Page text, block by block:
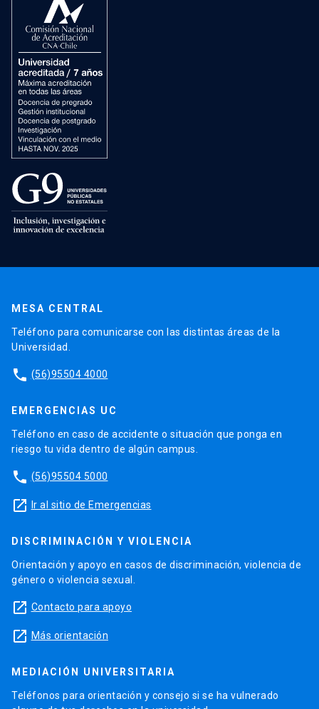
MESA CENTRAL
Teléfono para comunicarse con las distintas áreas de la
Universidad.
phone (56)95504 4000
EMERGENCIAS UC
Teléfono en caso de accidente o situación que ponga en
riesgo tu vida dentro de algún campus.
phone (56)95504 5000
launch Ir al sitio de Emergencias
DISCRIMINACIÓN Y VIOLENCIA
Orientación y apoyo en casos de discriminación, violencia de
género o violencia sexual.
launch Contacto para apoyo
launch Más orientación
MEDIACIÓN UNIVERSITARIA
Teléfonos para orientación y consejo si se ha vulnerado